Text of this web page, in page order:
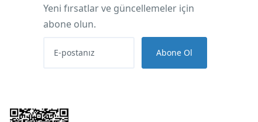
Yeni fırsatlar ve güncellemeler için
abone olun.
Abone Ol